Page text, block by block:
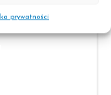
prywatności